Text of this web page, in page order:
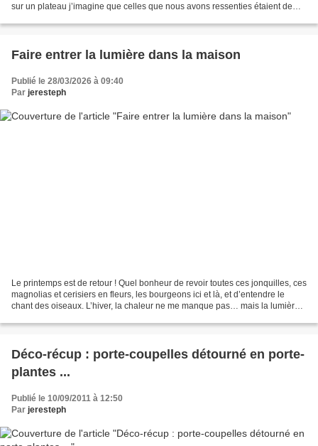
sur un plateau j’imagine que celles que nous avons ressenties étaient de
Faire entrer la lumière dans la maison
Publié le 28/03/2026 à 09:40
Par jeresteph
Le printemps est de retour ! Quel bonheur de revoir toutes ces jonquilles, ces
magnolias et cerisiers en fleurs, les bourgeons ici et là, et d’entendre le
chant des oiseaux. L’hiver, la chaleur ne me manque pas… mais la lumière,
Déco-récup : porte-coupelles détourné en porte-
plantes ...
Publié le 10/09/2011 à 12:50
Par jeresteph